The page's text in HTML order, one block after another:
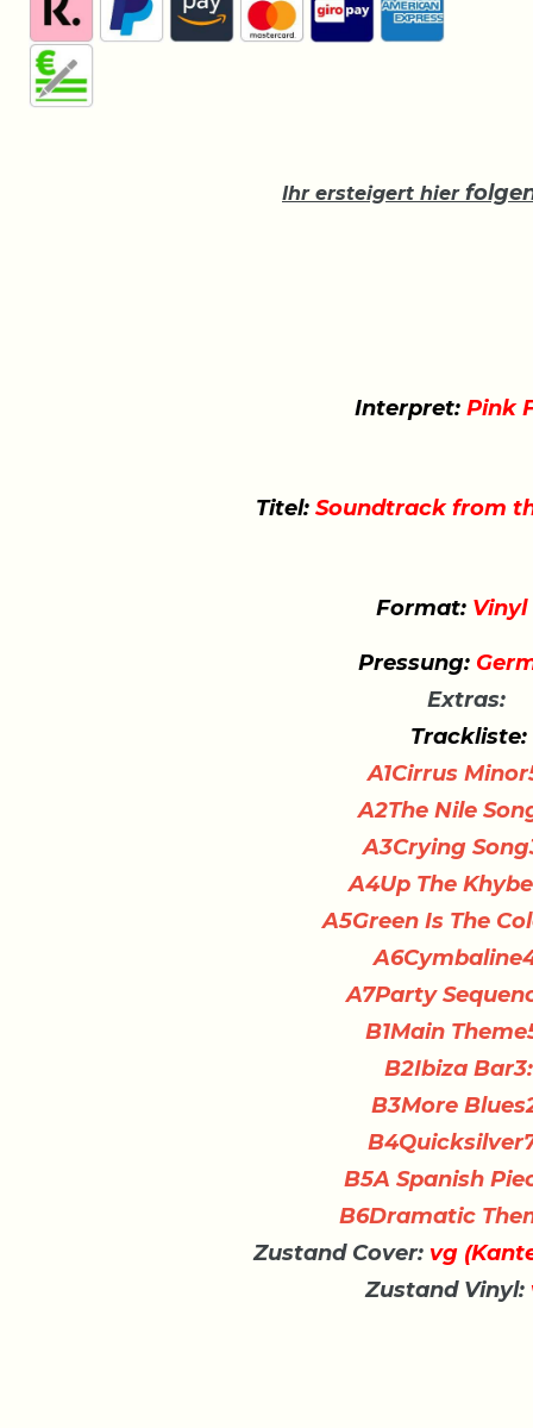
Ihr ersteigert hier
Interpret:Pink
Titel: Soundtrack from
Format: Vinyl
Pressung:
Extras:
Trackliste:
A1Cirrus Minor
A2The Nile
A3Crying Song
A4Up The
A5Green Is The
A6Cymbaline
A7Party
B1Main Theme
B2Ibiza Bar
B3More Blues
B4Quicksilver
B5A Spanish
B6Dramatic
Zustand Cover:vg
Zustand Vinyl: